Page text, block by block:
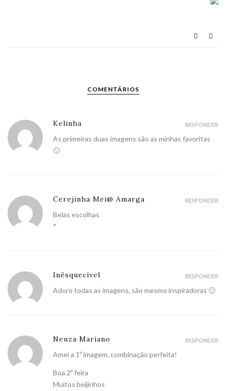
COMENTÁRIOS
Kelinha
As primeiras duas imagens são as minhas favoritas
🙂
RESPONDER
Cerejinha Mei@ Amarga
Belas escolhas
*
RESPONDER
Inêsquecível
Adoro todas as imagens, são mesmo inspiradoras 🙂
RESPONDER
Neuza Mariano
Amei a 1º imagem, combinação perfeita!
Boa 2º feira
Muitos beijinhos
RESPONDER